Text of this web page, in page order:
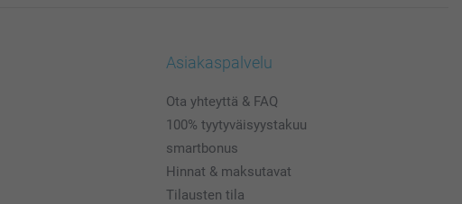
Asiakaspalvelu
Ota yhteyttä & FAQ
100% tyytyväisyystakuu
smartbonus
Hinnat & maksutavat
Tilausten tila